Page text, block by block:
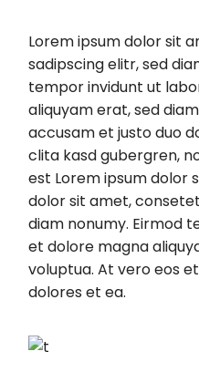
Lorem ipsum dolor sit
sadipscing elitr, sed
tempor invidunt ut
aliquyam erat, sed
accusam et justo duo
clita kasd gubergren,
est Lorem ipsum dolor
dolor sit amet,
diam nonumy. Eirmod
et dolore magna
voluptua. At vero eos
dolores et ea.